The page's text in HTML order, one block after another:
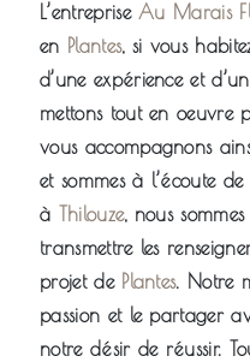
L’entreprise Au Marais
en Plantes, si vous
d’une expérience et
mettons tout en oeuvre
vous accompagnons
et sommes à l’écoute
à
Thilouze, nous
transmettre les
projet de Plantes. Notre
passion et le partager
notre désir de réussir.